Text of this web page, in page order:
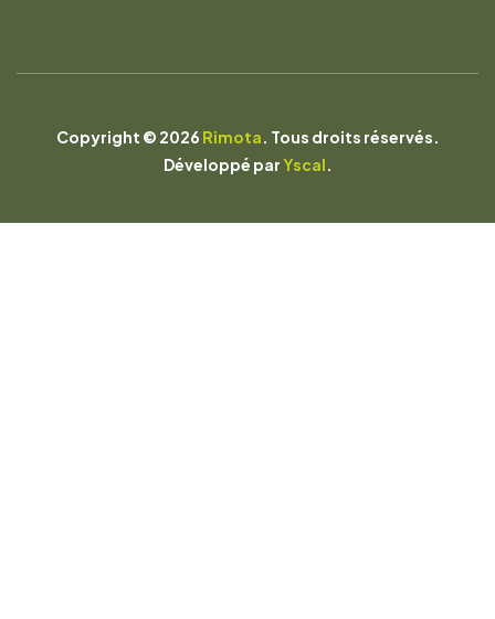
Copyright © 2026 Rimota. Tous droits réservés.
Développé parYscal.